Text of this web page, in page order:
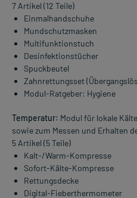
7 Artikel (12 Teile)
Einmalhandschuhe
Mundschutzmasken
Multifunktionstuch
Desinfektionstücher
Spuckbeutel
Zahnrettungsset
Modul-Ratgeber: Hygiene
Temperatur: Modul für lokale
sowie zum Messen und Erhalten
5 Artikel (5 Teile)
Kalt-/Warm-Kompresse
Sofort-Kälte-Kompresse
Rettungsdecke
Digital-Fieberthermometer